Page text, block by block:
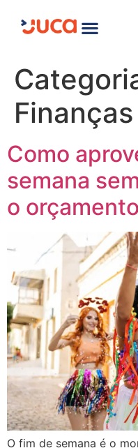
Finanças
Como
semana
o orçamento
O fim de semana é o